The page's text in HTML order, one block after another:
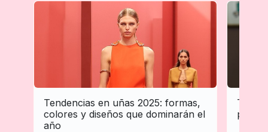
Tendencias en uñas 2025: formas,
colores y diseños que dominarán el
año